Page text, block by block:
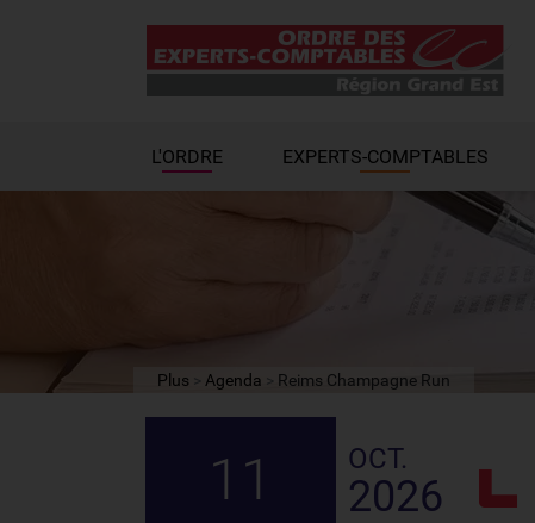
L'ORDRE EXPERTS-COMPTABLES
Plus Agenda Reims Champagne Run
11 OCT.
2026